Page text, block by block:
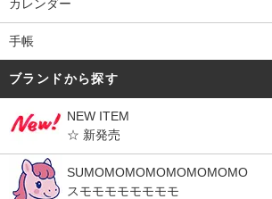
カレンダー
手帳
ブランドから探す
NEW ITEM
☆ 新発売
SUMOMOMOMOMOMOMOMO
スモモモモモモモモ